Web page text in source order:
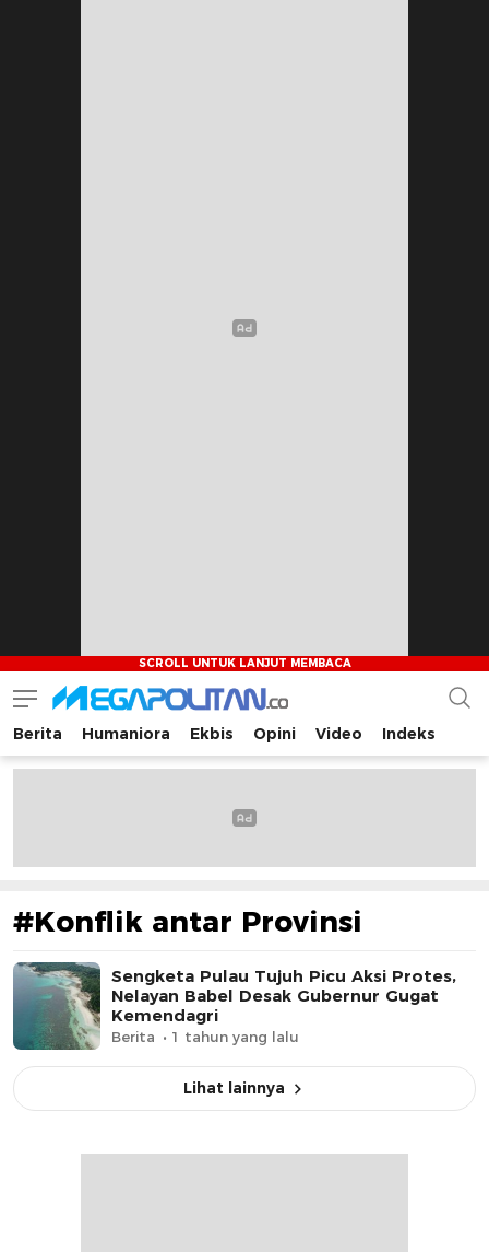
Megapolitan.co
Menyajikan berita-berita fakta bagi pembaca
Berita Humaniora Ekbis Opini Video Indeks
#Konflik antar Provinsi
Sengketa Pulau Tujuh Picu Aksi Protes,
Nelayan Babel Desak Gubernur Gugat
Kemendagri
Berita 1 tahun yang lalu
Lihat lainnya